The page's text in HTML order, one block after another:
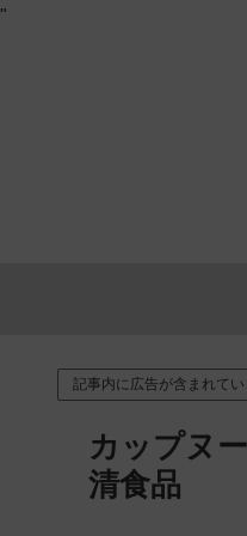
"
記事内に広告が含まれてい
カップヌ
清食品